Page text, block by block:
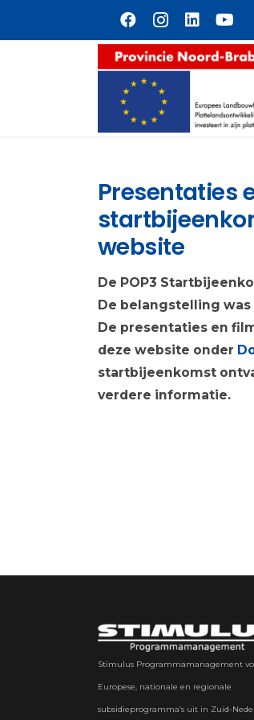
Naar hoofdinhoud
Presentaties
website
De POP3
De belangstelling
De presentaties en
deze website onder
startbijeenkomst
verdere informatie.
Stimulus Programmamanagement
Europese, nationale en regionale
subsidieprogramma’s uit in Zuid-